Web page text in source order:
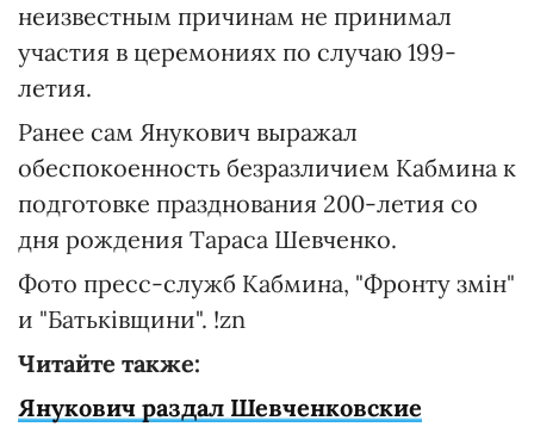
неизвестным причинам не принимал
участия в церемониях по случаю 199-
летия.
Ранее сам Янукович выражал
обеспокоенность безразличием Кабмина к
подготовке празднования 200-летия со
дня рождения Тараса Шевченко.
Фото пресс-служб Кабмина, "Фронту змін"
и "Батьківщини". !zn
Читайте также:
Янукович раздал Шевченковские